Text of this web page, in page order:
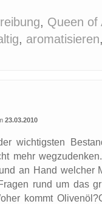
, Queen of
, aromatisieren
23.03.2010
wichtigsten
mehr
an Hand welcher
rund um das
kommt